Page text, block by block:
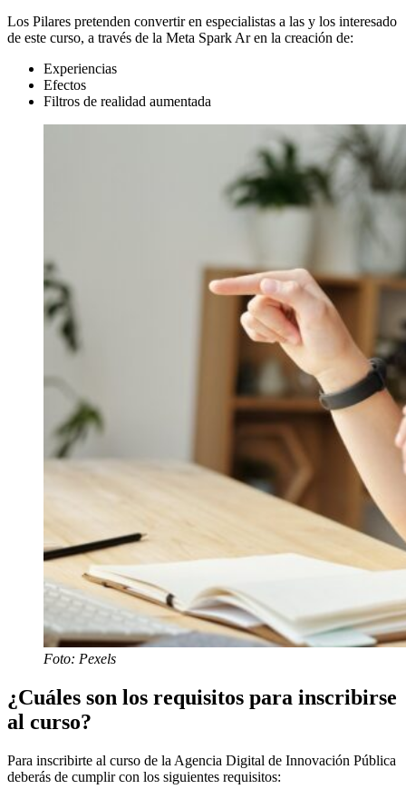
Los Pilares pretenden convertir en especialistas a las y los interesado
de este curso, a través de la Meta Spark Ar en la creación de:
Experiencias
Efectos
Filtros de realidad aumentada
Foto: Pexels
¿Cuáles son los requisitos para inscribirse
al curso?
Para inscribirte al curso de la Agencia Digital de Innovación Pública
deberás de cumplir con los siguientes requisitos: